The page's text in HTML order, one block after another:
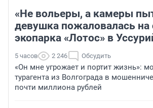
«Не вольеры, а камеры
девушка пожаловалась на
экопарка «Лотос» в
5 часов 2 246 Обсудить
«Он мне угрожает и портит жизнь»:
турагента из Волгограда в
почти миллиона рублей